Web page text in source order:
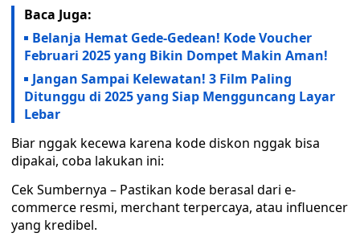
Baca Juga:
Belanja Hemat Gede-Gedean! Kode Voucher
Februari 2025 yang Bikin Dompet Makin Aman!
Jangan Sampai Kelewatan! 3 Film Paling
Ditunggu di 2025 yang Siap Mengguncang Layar
Lebar
Biar nggak kecewa karena kode diskon nggak bisa
dipakai, coba lakukan ini:
Cek Sumbernya – Pastikan kode berasal dari e-
commerce resmi, merchant terpercaya, atau influencer
yang kredibel.